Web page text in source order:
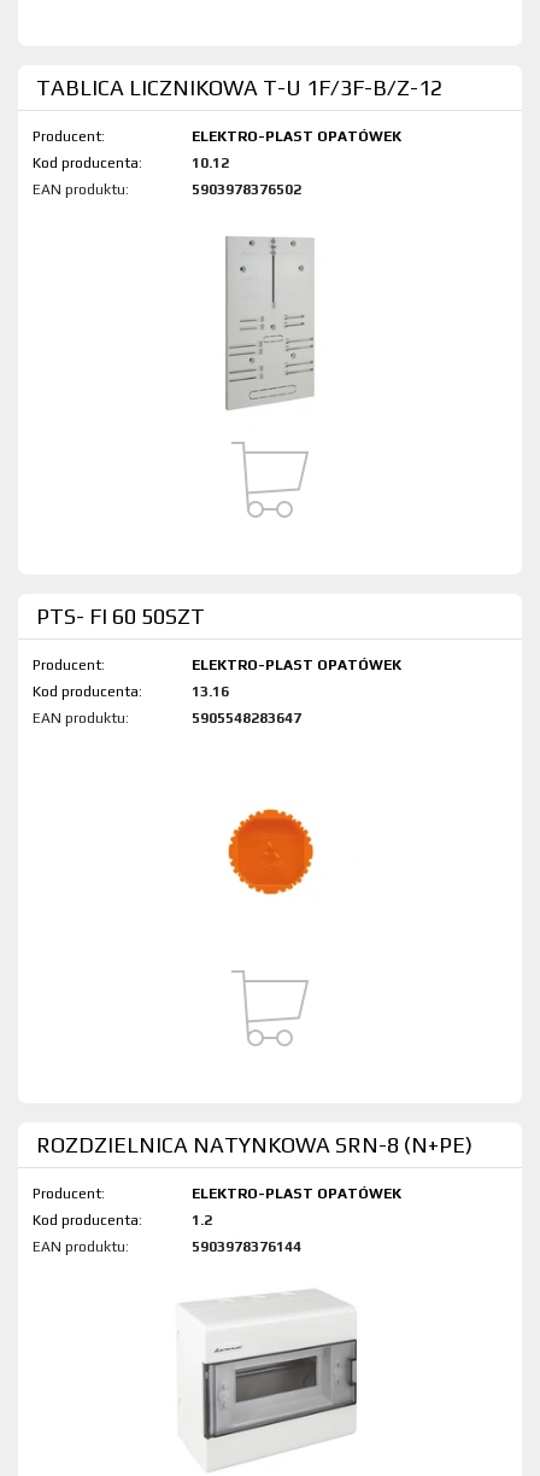
TABLICA LICZNIKOWA T-U 1F/3F-B/Z-12
Producent:
ELEKTRO-PLAST OPATÓWEK
Kod produktu:
10.12
EAN produktu:
5903978376502
PTS- FI 60 50SZT
Producent:
ELEKTRO-PLAST OPATÓWEK
Kod produktu:
13.16
EAN produktu:
5905548283647
ROZDZIELNICA NATYNKOWA SRN-8 (N+PE)
Producent:
ELEKTRO-PLAST OPATÓWEK
Kod produktu:
1.2
EAN produktu:
5903978376144